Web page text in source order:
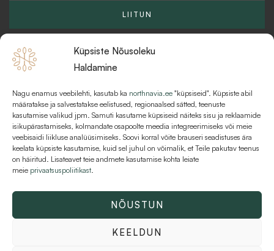
Küpsiste Nõusoleku
Haldamine
Nagu enamus veebilehti, kasutab ka northnavia.ee "küpsiseid". Küpsiste abil
määratakse ja salvestatakse eelistused, regionaalsed sätted, teenuste
kasutamise valikud jpm. Samuti kasutame küpsiseid näiteks sisu ja reklaamide
isikupärastamiseks, kolmandate osapoolte meedia integreerimiseks või meie
veebisaidi liikluse analüüsimiseks. Soovi korral võite brauseri seadistuses ära
keelata küpsiste kasutamise, kuid sel juhul on võimalik, et Teile pakutav teenus
on häiritud. Lisateavet teie andmete kasutamise kohta leiate
meie privaatsuspoliitikast.
NÕUSTUN
KEELDUN
l
k
LIITUN
KKK
MAKSEVIISID JA MAKSETINGIMUSED
KASUTUSTINGIMUSED